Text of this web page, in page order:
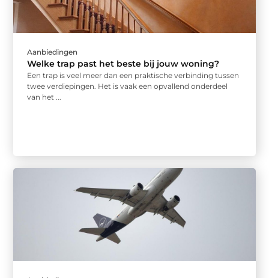
Aanbiedingen
Welke trap past het beste bij jouw woning?
Een trap is veel meer dan een praktische verbinding tussen
twee verdiepingen. Het is vaak een opvallend onderdeel
van het ...